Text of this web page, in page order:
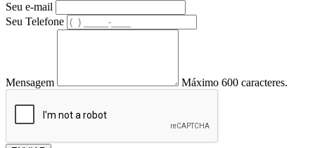
Seu e-mail
Seu Telefone
Mensagem Máximo 600 caracteres.